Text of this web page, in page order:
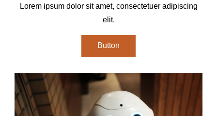
Lorem ipsum dolor sit amet, consectetuer adipiscing
elit.
Button